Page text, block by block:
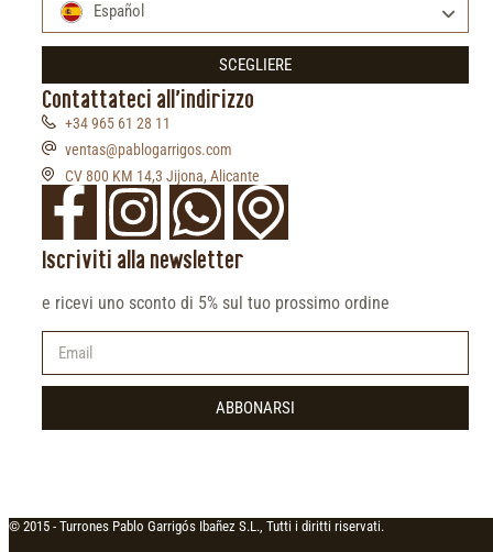
Español
SCEGLIERE
Contattateci all'indirizzo
+34 965 61 28 11
ventas@pablogarrigos.com
CV 800 KM 14,3 Jijona, Alicante
Iscriviti alla newsletter
e ricevi uno sconto di 5% sul tuo prossimo ordine
ABBONARSI
© 2015 - Turrones Pablo Garrigós Ibañez S.L., Tutti i diritti riservati.